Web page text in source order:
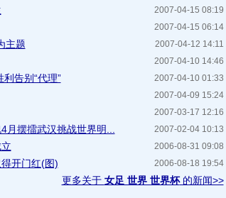
2007-04-15 08:19
2007-04-15 06:14
2007-04-12 14:11
主题
2007-04-10 14:46
2007-04-10 01:33
告别“代理”
2007-04-09 15:24
2007-03-17 12:16
2007-02-04 10:13
摆擂武汉挑战世界明...
2006-08-31 09:08
2006-08-18 19:54
开门红(图)
更多关于 女足 世界 世界杯的新闻>>